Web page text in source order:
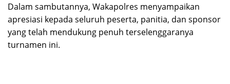
Dalam sambutannya, Wakapolres menyampaikan
apresiasi kepada seluruh peserta, panitia, dan sponsor
yang telah mendukung penuh terselenggaranya
turnamen ini.